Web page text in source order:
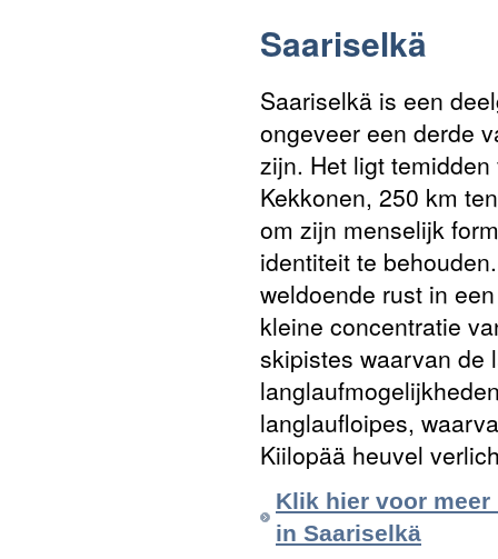
Saariselkä
Saariselkä is een
ongeveer een derde
zijn. Het ligt
Kekkonen, 250 km
om zijn menselijk
identiteit te
weldoende rust in
kleine concentratie
skipistes waarvan de
langlaufloipes,
Kiilopää heuvel
Klik hier voor
in Saariselkä